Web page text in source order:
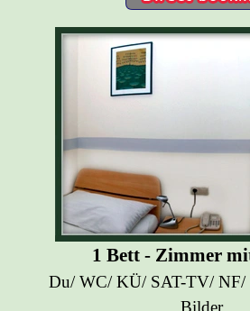
1 Bett - Zimmer
Du/ WC/ KÜ/ SAT-TV/
Bilder